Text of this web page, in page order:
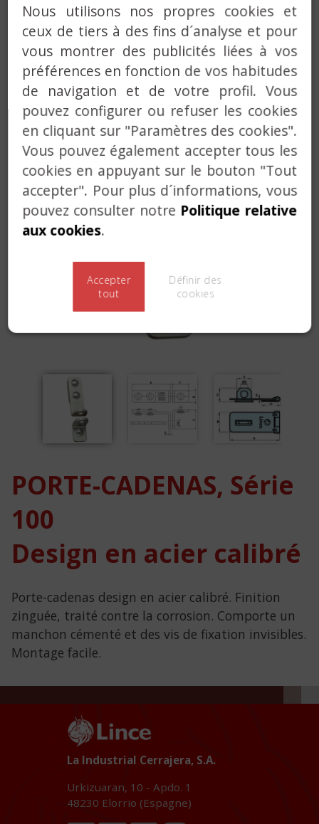
FERME-PORTES
SERVICE CLEFS ET ORGANIGRAMMES
SOLUTIONS PERSONNALISÉES
Previous Next
PORTE-CADENAS, Série
100
Design en acier calibré
Porte-cadenas design en acier calibré. Finition
zinguée, traité contre la corrosion. Comporte un
manchon cémenté et des vis de fixation invisibles.
Montage facile.
La Industrial Cerrajera, S.A.
Urkizuaran, 10 - Apdo. 1
48230 Elorrio (Espagne)
Nous utilisons nos propres cookies et
ceux de tiers à des fins d´analyse et pour
vous montrer des publicités liées à vos
préférences en fonction de vos habitudes
de navigation et de votre profil. Vous
pouvez configurer ou refuser les cookies
en cliquant sur "Paramètres des cookies".
Vous pouvez également accepter tous les
cookies en appuyant sur le bouton "Tout
accepter". Pour plus d´informations, vous
pouvez consulter notre Politique relative
aux cookies.
Accepter
tout
Définir des
cookies